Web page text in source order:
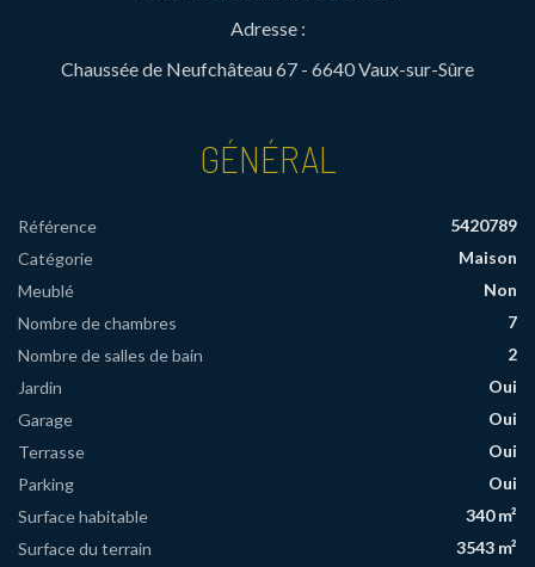
Adresse :
Chaussée de Neufchâteau 67 - 6640 Vaux-sur-Sûre
GÉNÉRAL
Référence
5420789
Catégorie
Maison
Meublé
Non
Nombre de chambres
7
Nombre de salles de bain
2
Jardin
Oui
Garage
Oui
Terrasse
Oui
Parking
Oui
Surface habitable
340 m²
Surface du terrain
3543 m²